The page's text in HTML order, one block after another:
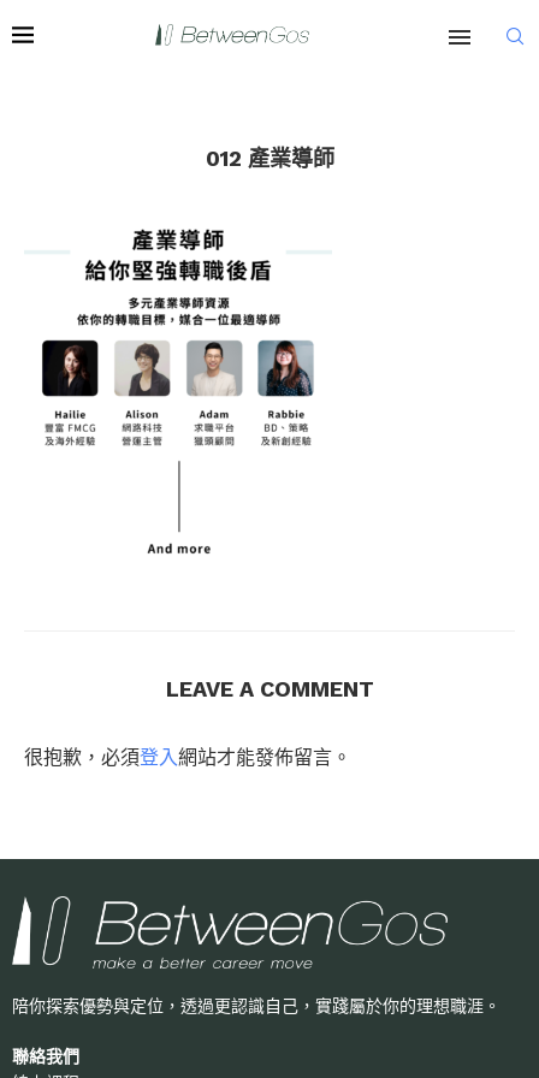
012 產業導師
LEAVE A COMMENT
很抱歉，必須登入網站才能發佈留言。
陪你探索優勢與定位，透過更認識自己， 實踐屬於你的理想職涯。
聯絡我們